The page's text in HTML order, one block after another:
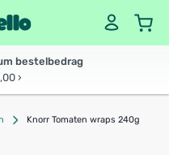
bestelbedrag
›
Knorr Tomaten wraps 240g